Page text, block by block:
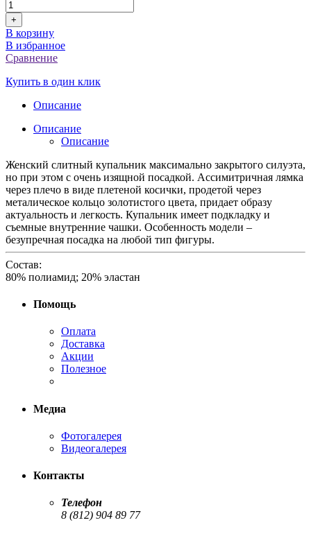
+
В корзину
В избранное
Сравнение
Купить в один клик
Описание
Описание
Описание
Женский слитный купальник максимально закрытого силуэта,
но при этом с очень изящной посадкой. Ассимитричная лямка
через плечо в виде плетеной косички, продетой через
металическое кольцо золотистого цвета, придает образу
актуальность и легкость. Купальник имеет подкладку и
съемные внутренние чашки. Особенность модели –
безупречная посадка на любой тип фигуры.
Состав:
80% полиамид; 20% эластан
Помощь
Оплата
Доставка
Акции
Полезное
Медиа
Фотогалерея
Видеогалерея
Контакты
Телефон
8 (812) 904 89 77